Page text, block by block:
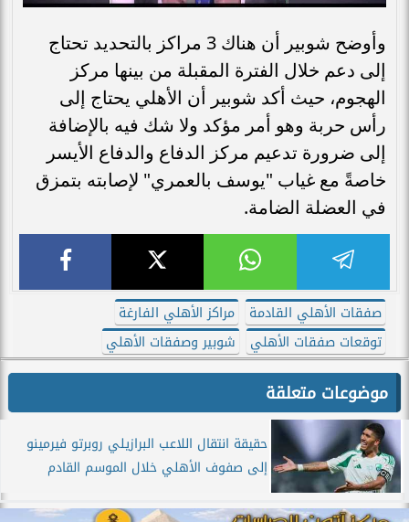
وأوضح شوبير أن هناك 3 مراكز بالتحديد تحتاج
إلى دعم خلال الفترة المقبلة من بينها مركز
الهجوم، حيث أكد شوبير أن الأهلي يحتاج إلى
رأس حربة وهو أمر مؤكد ولا شك فيه بالإضافة
إلى ضرورة تدعيم مركز الدفاع والدفاع الأيسر
خاصةً مع غياب "يوسف بالعمري" لإصابته بتمزق
في العضلة الضامة.
صفقات الأهلي القادمة
مراكز الأهلي الفارغة
توقعات صفقات الأهلي
شوبير وصفقات الأهلي
موضوعات متعلقة
حقيقة انتقال اللاعب البرازيلي روبرتو فيرمينو
إلى صفوف الأهلي خلال الموسم القادم